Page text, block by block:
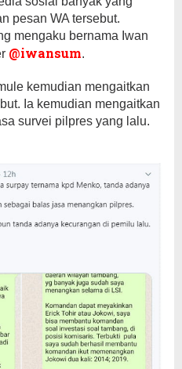
pesan WA tersebut.
mengaku bernama Iwan
@iwansum.
kemudian mengaitkan
Ia kemudian mengaitkan
survei pilpres yang lalu.